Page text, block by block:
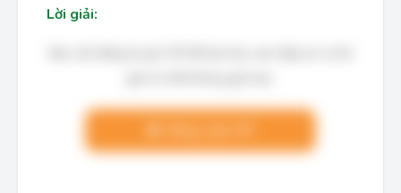
Lời giải: